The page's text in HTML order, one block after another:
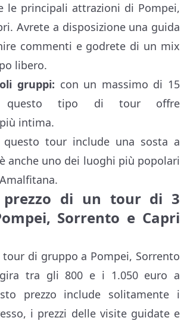
le principali attrazioni di Pompei,
Avrete a disposizione una guida
commenti e godrete di un mix
libero.
gruppi: con un massimo di 15
questo tipo di tour offre
intima.
questo tour include una sosta a
anche uno dei luoghi più popolari
di un tour di 3
Sorrento e Capri
di gruppo a Pompei, Sorrento
tra gli 800 e i 1.050 euro a
prezzo include solitamente i
i prezzi delle visite guidate e